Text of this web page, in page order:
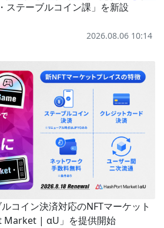
ステーブルコイン課」を新設
2026.08.06 10:14
コイン決済対応のNFTマーケット
Market | αU」を提供開始